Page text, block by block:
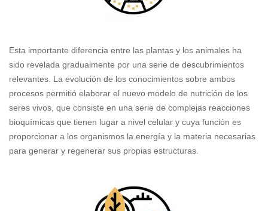
Esta importante diferencia entre las plantas y los animales ha
sido revelada gradualmente por una serie de descubrimientos
relevantes. La evolución de los conocimientos sobre ambos
procesos permitió elaborar el nuevo modelo de nutrición de los
seres vivos, que consiste en una serie de complejas reacciones
bioquímicas que tienen lugar a nivel celular y cuya función es
proporcionar a los organismos la energía y la materia necesarias
para generar y regenerar sus propias estructuras.